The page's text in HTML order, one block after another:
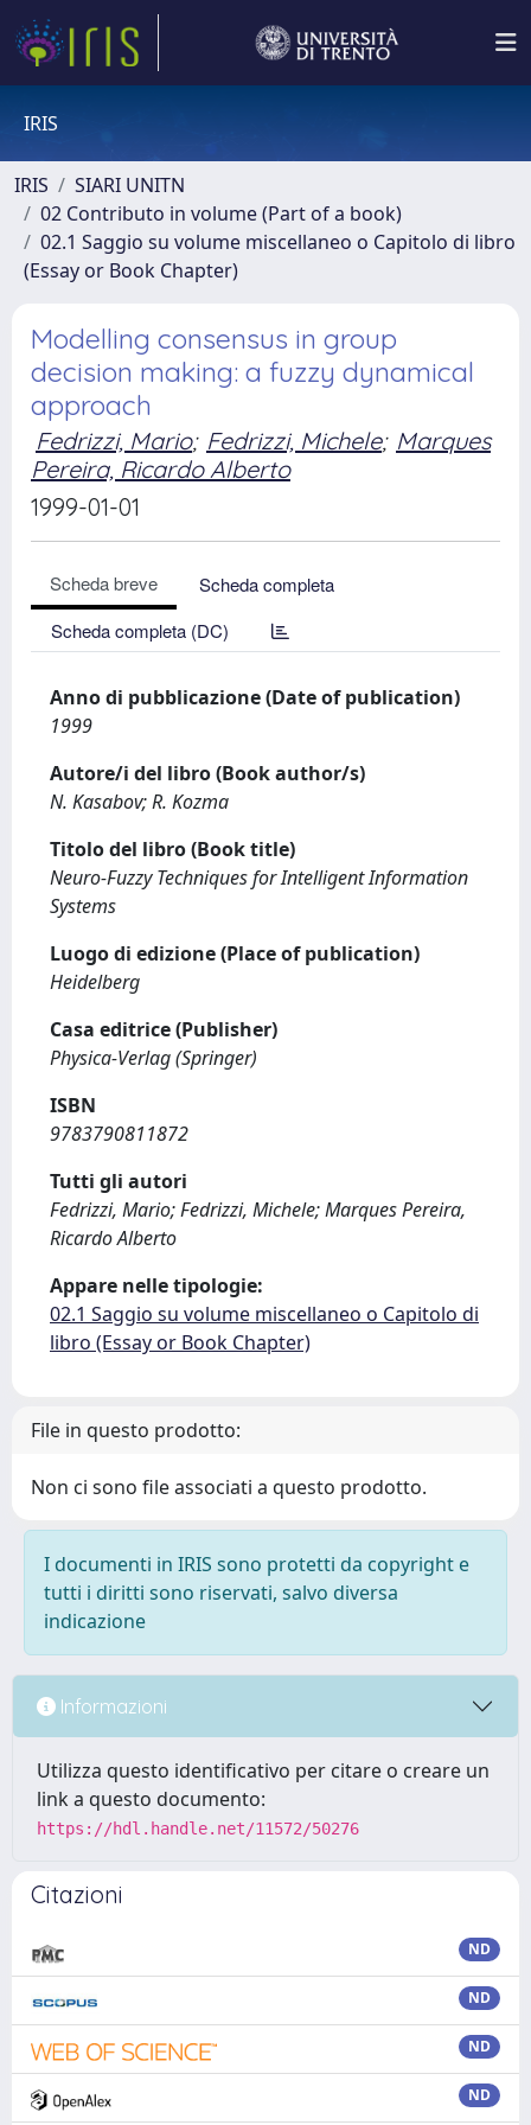
IRIS
IRIS
SIARI UNITN
02 Contributo in volume (Part of a book)
02.1 Saggio su volume miscellaneo o Capitolo di libro
(Essay or Book Chapter)
Modelling consensus in group
decision making: a fuzzy dynamical
approach
Fedrizzi, Mario; Fedrizzi, Michele; Marques
Pereira, Ricardo Alberto
1999-01-01
Scheda breve
Scheda completa
Scheda completa (DC)
Anno di pubblicazione (Date of publication)
1999
Autore/i del libro (Book author/s)
N. Kasabov; R. Kozma
Titolo del libro (Book title)
Neuro-Fuzzy Techniques for Intelligent Information
Systems
Luogo di edizione (Place of publication)
Heidelberg
Casa editrice (Publisher)
Physica-Verlag (Springer)
ISBN
9783790811872
Tutti gli autori
Fedrizzi, Mario; Fedrizzi, Michele; Marques Pereira,
Ricardo Alberto
Appare nelle tipologie:
02.1 Saggio su volume miscellaneo o Capitolo di
libro (Essay or Book Chapter)
File in questo prodotto:
Non ci sono file associati a questo prodotto.
I documenti in IRIS sono protetti da copyright e
tutti i diritti sono riservati, salvo diversa
indicazione
Informazioni
Utilizza questo identificativo per citare o creare un
link a questo documento:
https://hdl.handle.net/11572/50276
Citazioni
ND
ND
ND
ND